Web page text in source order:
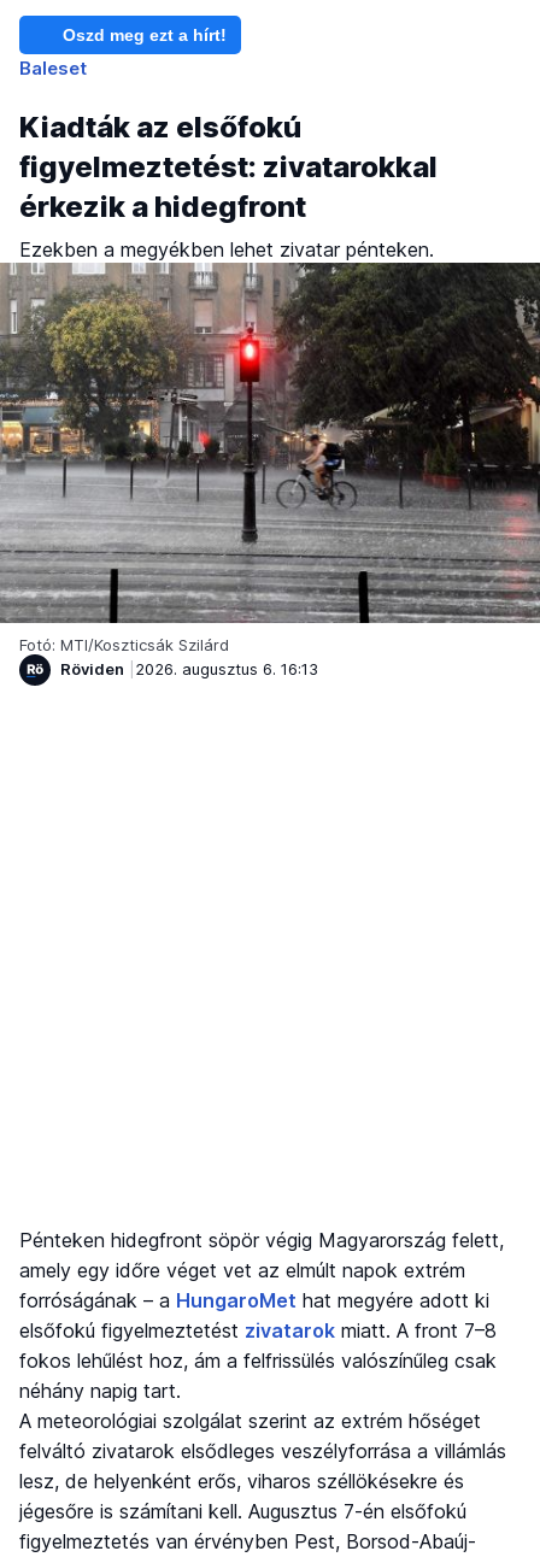
Oszd meg ezt a hírt!
Baleset
Kiadták az elsőfokú
figyelmeztetést: zivatarokkal
érkezik a hidegfront
Ezekben a megyékben lehet zivatar pénteken.
Fotó: MTI/Koszticsák Szilárd
Röviden
2026. augusztus 6. 16:13
Pénteken hidegfront söpör végig Magyarország felett,
amely egy időre véget vet az elmúlt napok extrém
forróságának – a HungaroMet hat megyére adott ki
elsőfokú figyelmeztetést zivatarok miatt. A front 7–8
fokos lehűlést hoz, ám a felfrissülés valószínűleg csak
néhány napig tart.
A meteorológiai szolgálat szerint az extrém hőséget
felváltó zivatarok elsődleges veszélyforrása a villámlás
lesz, de helyenként erős, viharos széllökésekre és
jégesőre is számítani kell. Augusztus 7-én elsőfokú
figyelmeztetés van érvényben Pest, Borsod-Abaúj-